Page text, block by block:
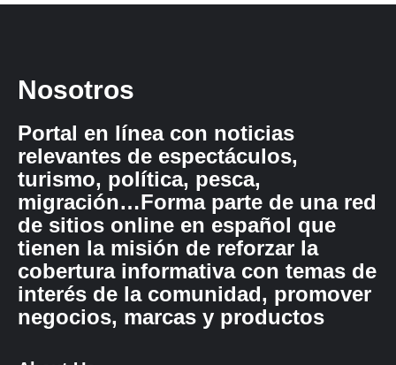
Nosotros
Portal en línea con noticias
relevantes de espectáculos,
turismo, política, pesca,
migración…Forma parte de una red
de sitios online en español que
tienen la misión de reforzar la
cobertura informativa con temas de
interés de la comunidad, promover
negocios, marcas y productos